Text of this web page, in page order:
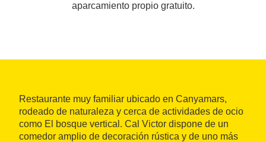
aparcamiento propio gratuito.
Restaurante muy familiar ubicado en Canyamars,
rodeado de naturaleza y cerca de actividades de ocio
como El bosque vertical. Cal Victor dispone de un
comedor amplio de decoración rústica y de uno más